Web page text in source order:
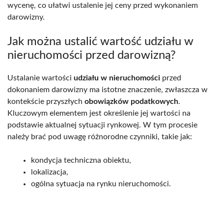
wycenę, co ułatwi ustalenie jej ceny przed wykonaniem
darowizny.
Jak można ustalić wartość udziału w
nieruchomości przed darowizną?
Ustalanie wartości udziału w nieruchomości przed
dokonaniem darowizny ma istotne znaczenie, zwłaszcza w
kontekście przyszłych obowiązków podatkowych.
Kluczowym elementem jest określenie jej wartości na
podstawie aktualnej sytuacji rynkowej. W tym procesie
należy brać pod uwagę różnorodne czynniki, takie jak:
kondycja techniczna obiektu,
lokalizacja,
ogólna sytuacja na rynku nieruchomości.